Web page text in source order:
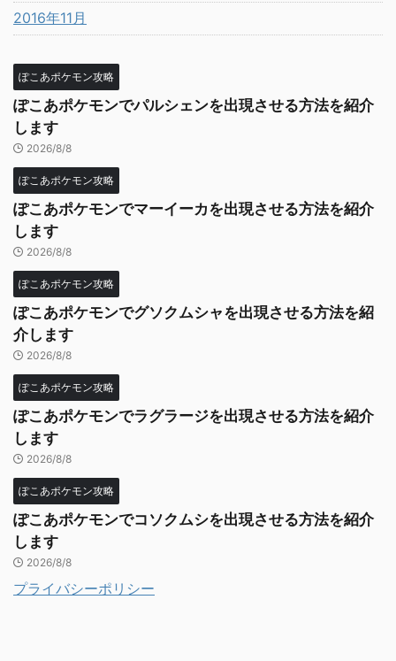
2016年11月
ぽこあポケモン攻略
ぽこあポケモンでパルシェンを出現させる方法を紹介
します
2026/8/8
ぽこあポケモン攻略
ぽこあポケモンでマーイーカを出現させる方法を紹介
します
2026/8/8
ぽこあポケモン攻略
ぽこあポケモンでグソクムシャを出現させる方法を紹
介します
2026/8/8
ぽこあポケモン攻略
ぽこあポケモンでラグラージを出現させる方法を紹介
します
2026/8/8
ぽこあポケモン攻略
ぽこあポケモンでコソクムシを出現させる方法を紹介
します
2026/8/8
プライバシーポリシー